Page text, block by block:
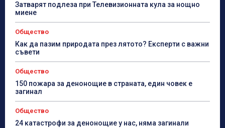
Затварят подлеза при Телевизионната кула за нощно
миене
Общество
Как да пазим природата през лятото? Експерти с важни
съвети
Общество
150 пожара за денонощие в страната, един човек е
загинал
Общество
24 катастрофи за денонощие у нас, няма загинали